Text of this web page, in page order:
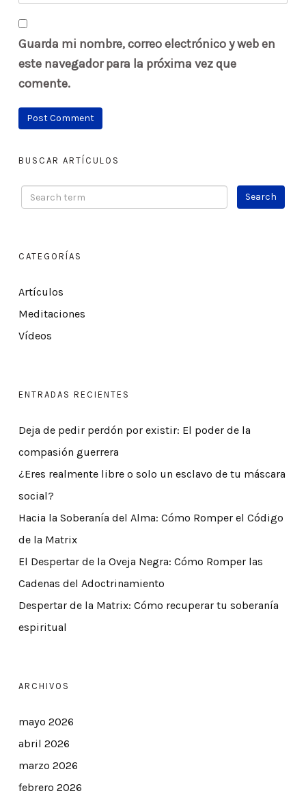
Guarda mi nombre, correo electrónico y web en
este navegador para la próxima vez que
comente.
BUSCAR ARTÍCULOS
CATEGORÍAS
Artículos
Meditaciones
Vídeos
ENTRADAS RECIENTES
Deja de pedir perdón por existir: El poder de la
compasión guerrera
¿Eres realmente libre o solo un esclavo de tu máscara
social?
Hacia la Soberanía del Alma: Cómo Romper el Código
de la Matrix
El Despertar de la Oveja Negra: Cómo Romper las
Cadenas del Adoctrinamiento
Despertar de la Matrix: Cómo recuperar tu soberanía
espiritual
ARCHIVOS
mayo 2026
abril 2026
marzo 2026
febrero 2026